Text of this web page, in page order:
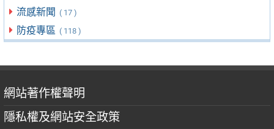
流感新聞 ( 17 )
防疫專區 ( 118 )
網站著作權聲明
隱私權及網站安全政策